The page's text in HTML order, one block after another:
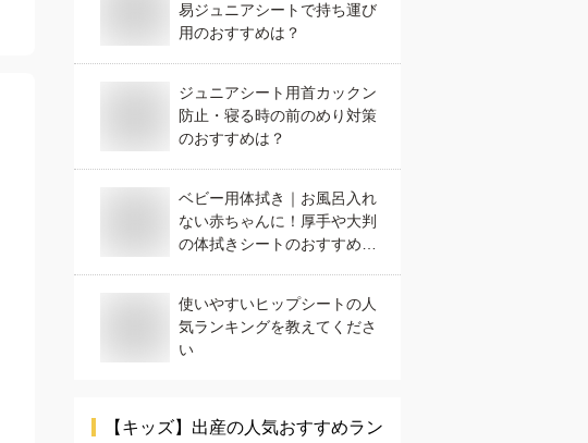
易ジュニアシートで持ち運び
用のおすすめは？
ジュニアシート用首カックン
防止・寝る時の前のめり対策
のおすすめは？
ベビー用体拭き｜お風呂入れ
ない赤ちゃんに！厚手や大判
の体拭きシートのおすすめ
使いやすいヒップシートの人
気ランキングを教えてくださ
い
【キッズ】 出産の人気おすすめラン